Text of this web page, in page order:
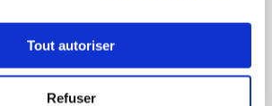
Tout autoriser
Refuser